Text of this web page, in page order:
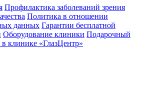
Профилактика заболеваний зрения
Политика в отношении
данных Гарантии бесплатной
Оборудование клиники Подарочный
клинике «ГлазЦентр»